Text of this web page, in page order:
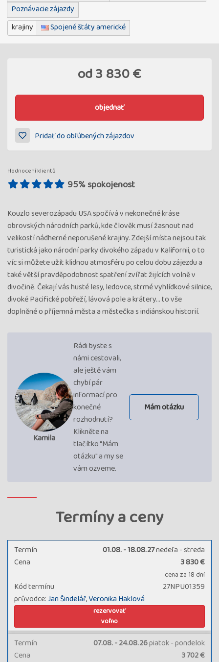
Poznávacie zájazdy
krajiny
Spojené štáty americké
od3 830 €
objednať
Pridať do obľúbených zájazdov
Hodnocení klientů
95% spokojenost
Kouzlo severozápadu USA spočívá v nekonečné kráse
obrovských národních parků, kde člověk musí žasnout nad
velikostí nádherné neporušené krajiny. Zdejší místa nejsou tak
turistická jako národní parky divokého západu v Kalifornii, o to
víc si můžete užít klidnou atmosféru po celou dobu zájezdu a
také větší pravděpodobnost spatření zvířat žijících volně v
divočině. Čekají vás husté lesy, ledovce, strmé vyhlídkové silnice,
divoké Pacifické pobřeží, lávová pole a krátery… to vše
doplněné o příjemná města a městečka s indiánskou historií.
Kamila
Rádi byste s
námi cestovali,
ale ještě vám
chybí pár
informací pro
konečné
rozhodnutí?
Klikněte na
tlačítko "Mám
otázku" a my se
vám ozveme.
Mám otázku
Termíny a ceny
Termín 07.08. - 24.08.26piatok - pondelok
Cena 3 702 €
Termín 01.08. - 18.08.27nedeľa - streda
průvodce:Jan Šindelář,Veronika Haklová
Kód termínu 27NPU01359
Cena 3 830 €
cena za 18 dní
rezervovať
voľno